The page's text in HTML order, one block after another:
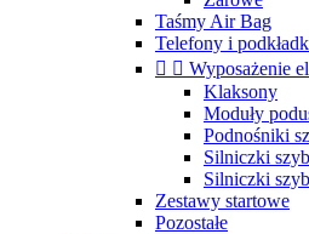
Taśmy Air Bag
Telefony i
  Wyposażenie
Klaksony
Moduły
Podnośniki
Silniczki szyb
Silniczki
Zestawy startowe
Pozostałe